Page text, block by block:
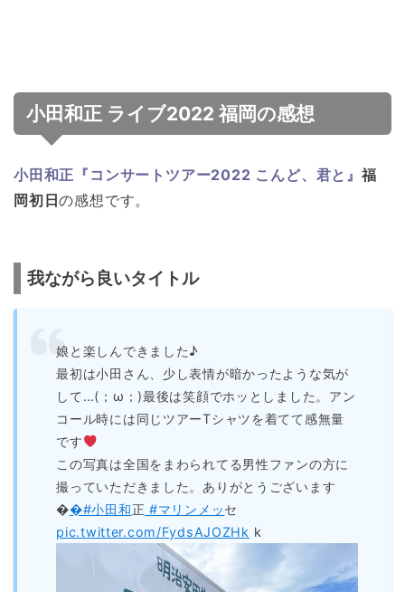
小田和正 ライブ2022 福岡の感想
小田和正『コンサートツアー2022 こんど、君と』 福
岡初日の感想です。
我ながら良いタイトル
娘と楽しんできました♪
最初は小田さん、少し表情が暗かったような気が
して…(；ω；)最後は笑顔でホッとしました。アン
コール時には同じツアーTシャツを着てて感無量
です
この写真は全国をまわられてる男性ファンの方に
撮っていただきました。ありがとうございます
��#小田和正 #マリンメッセ
pic.twitter.com/FydsAJOZHk k